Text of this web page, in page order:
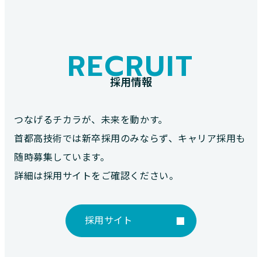
RECRUIT
採用情報
つなげるチカラが、未来を動かす。
首都高技術では新卒採用のみならず、キャリア採用も
随時募集しています。
詳細は採用サイトをご確認ください。
採用サイト